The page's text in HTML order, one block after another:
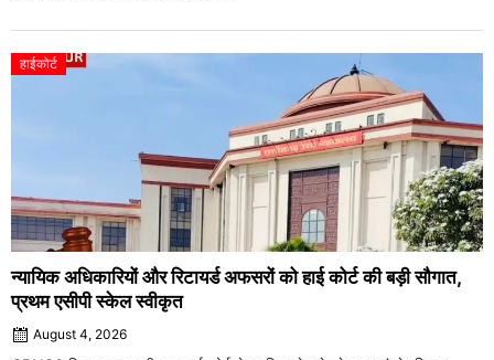
हाईकोर्ट
न्यायिक अधिकारियों और रिटायर्ड अफसरों को हाई कोर्ट की बड़ी सौगात,
प्रथम एसीपी स्केल स्वीकृत
August 4, 2026